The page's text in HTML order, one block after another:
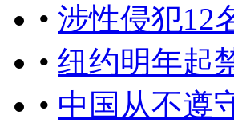
• 涉性侵犯12
• 纽约明年起
• 中国从不遵